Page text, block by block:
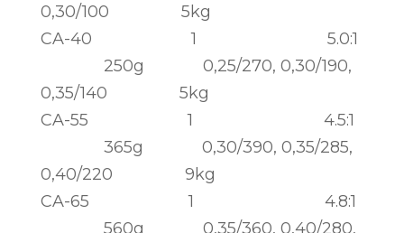
0,30/100 5kg
CA-40 1 5.0:1
250g 0,25/270, 0,30/190,
0,35/140 5kg
CA-55 1 4.5:1
365g 0,30/390, 0,35/285,
0,40/220 9kg
CA-65 1 4.8:1
560g 0,35/360, 0,40/280,